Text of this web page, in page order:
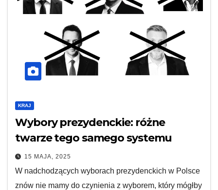
KRAJ
Wybory prezydenckie: różne
twarze tego samego systemu
15 MAJA, 2025
W nadchodzących wyborach prezydenckich w Polsce
znów nie mamy do czynienia z wyborem, który mógłby